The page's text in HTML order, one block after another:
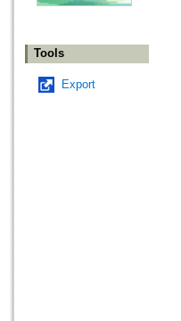
Tools
Export